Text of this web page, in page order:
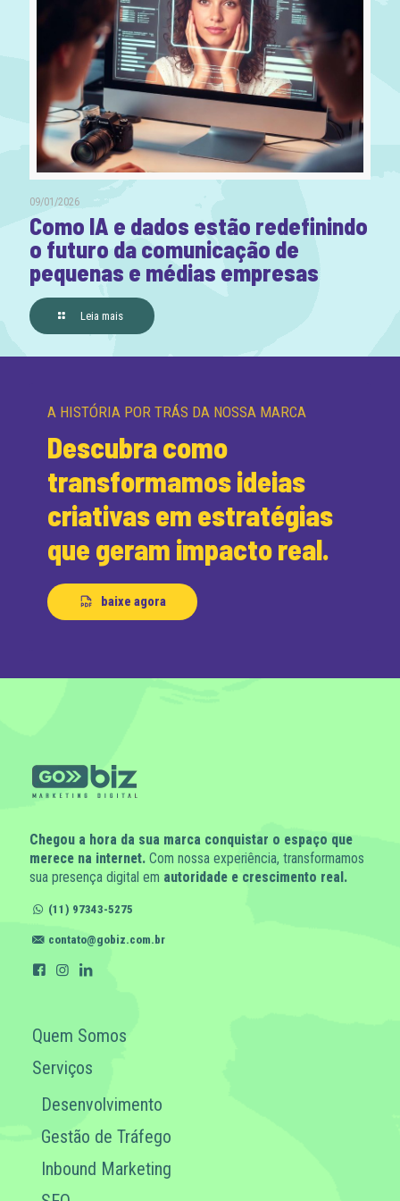
09/01/2026
Como IA e dados estão redefinindo
o futuro da comunicação de
pequenas e médias empresas
Leia mais
A HISTÓRIA POR TRÁS DA NOSSA MARCA
Descubra como
transformamos ideias
criativas em estratégias
que geram impacto real.
baixe agora
Chegou a hora da sua marca conquistar o espaço que
merece na internet. Com nossa experiência, transformamos
sua presença digital em autoridade e crescimento real.
(11) 97343-5275
contato@gobiz.com.br
Quem Somos
Serviços
Desenvolvimento
Gestão de Tráfego
Inbound Marketing